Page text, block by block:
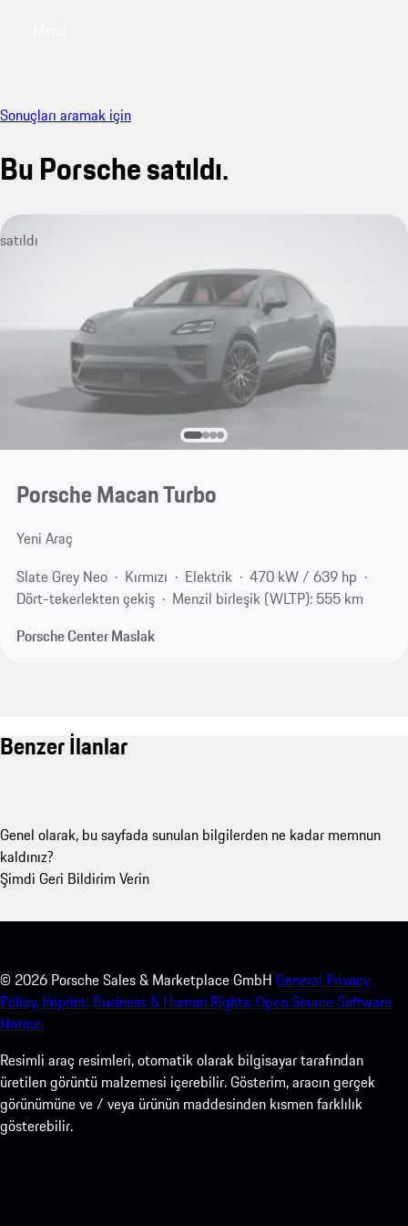
Sonuçları aramak için
Bu Porsche satıldı.
satıldı
Porsche Macan Turbo
Yeni Araç
Slate Grey Neo
Kırmızı Elektrik
470 kW / 639 hp
Dört-tekerlekten çekiş
Menzil birleşik (WLTP): 555 km
Porsche Center Maslak
Benzer İlanlar
Genel olarak, bu sayfada sunulan bilgilerden ne kadar memnun
kaldınız?
Şimdi Geri Bildirim Verin
© 2026 Porsche Sales & Marketplace GmbH General Privacy
Policy. Imprint. Business & Human Rights.Open Source Software
Notice.
Resimli araç resimleri, otomatik olarak bilgisayar tarafından
üretilen görüntü malzemesi içerebilir. Gösterim, aracın gerçek
görünümüne ve / veya ürünün maddesinden kısmen farklılık
gösterebilir.